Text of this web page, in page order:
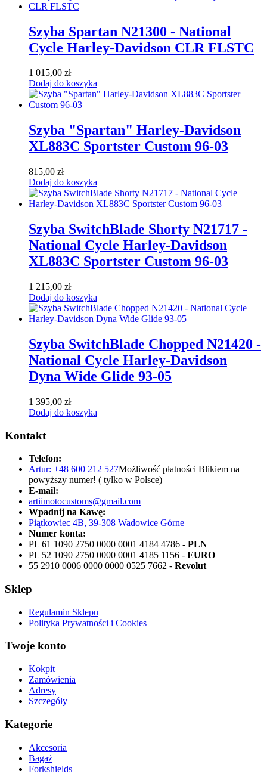
Szyba Spartan N21300 - National
Cycle Harley-Davidson CLR FLSTC
1 015,00 zł
Dodaj do koszyka
Szyba "Spartan" Harley-Davidson
XL883C Sportster Custom 96-03
815,00 zł
Dodaj do koszyka
Szyba SwitchBlade Shorty N21717 -
National Cycle Harley-Davidson
XL883C Sportster Custom 96-03
1 215,00 zł
Dodaj do koszyka
Szyba SwitchBlade Chopped N21420 -
National Cycle Harley-Davidson
Dyna Wide Glide 93-05
1 395,00 zł
Dodaj do koszyka
Kontakt
Telefon:
Artur: +48 600 212 527Możliwość płatności Blikiem na
powyższy numer! ( tylko w Polsce)
E-mail:
artiimotocustoms@gmail.com
Wpadnij na Kawę:
Piątkowiec 4B, 39-308 Wadowice Górne
Numer konta:
PL 61 1090 2750 0000 0001 4184 4786 - PLN
PL 52 1090 2750 0000 0001 4185 1156 - EURO
55 2910 0006 0000 0000 0525 7662 - Revolut
Sklep
Regulamin Sklepu
Polityka Prywatności i Cookies
Twoje konto
Kokpit
Zamówienia
Adresy
Szczegóły
Kategorie
Akcesoria
Bagaż
Forkshields